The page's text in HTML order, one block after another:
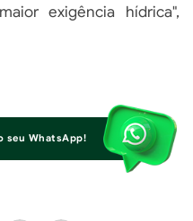
exigência hídrica",
seu WhatsApp!